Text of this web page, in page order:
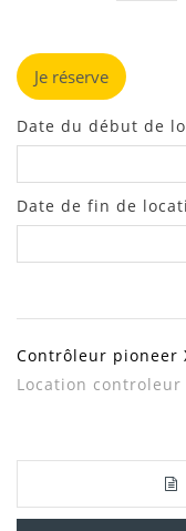
Je réserve
Date du début de
Date de fin de
Contrôleur pioneer
Location